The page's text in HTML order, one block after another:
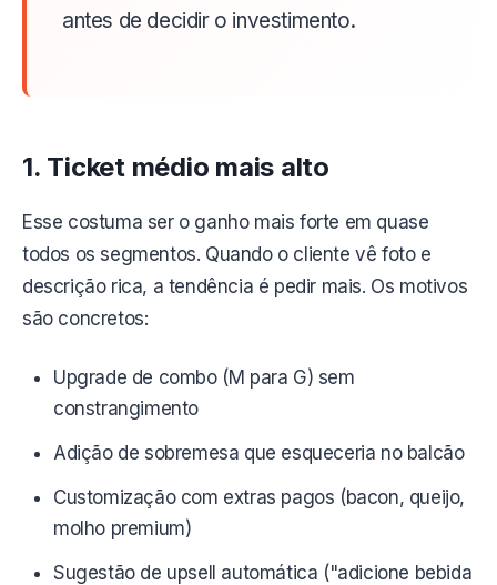
antes de decidir o investimento.
1. Ticket médio mais alto
Esse costuma ser o ganho mais forte em quase
todos os segmentos. Quando o cliente vê foto e
descrição rica, a tendência é pedir mais. Os motivos
são concretos:
Upgrade de combo (M para G) sem
constrangimento
Adição de sobremesa que esqueceria no balcão
Customização com extras pagos (bacon, queijo,
molho premium)
Sugestão de upsell automática ("adicione bebida